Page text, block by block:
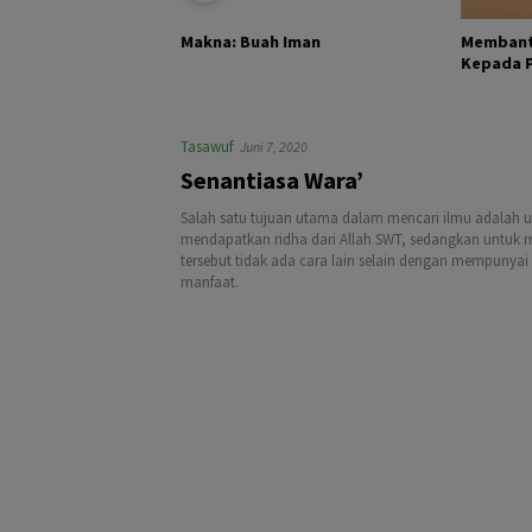
Makna: Buah Iman
Kepada
Tasawuf Juni 7, 2020
Senantiasa Wara’
Salah satu tujuan utama dalam mencari ilmu adalah
mendapatkan ridha dari Allah SWT, sedangkan untuk
tersebut tidak ada cara lain selain dengan mempunyai
manfaat.